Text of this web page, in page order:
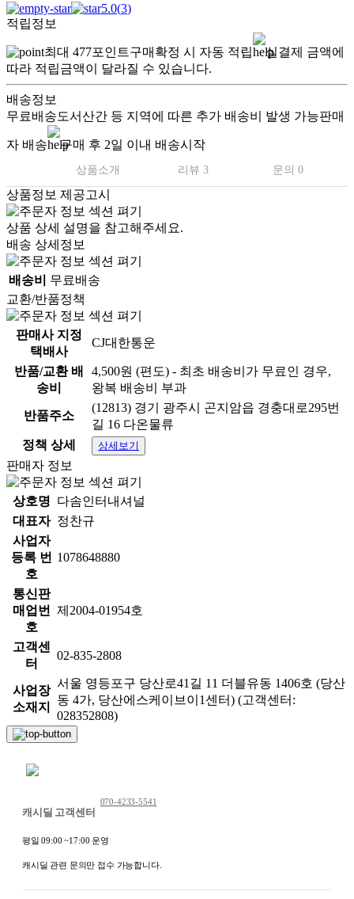
5.0(3)
적립정보
최대 477포인트구매확정 시 자동 적립
실결제 금액에
따라 적립금액이 달라질 수 있습니다.
배송정보
무료배송도서산간 등 지역에 따른 추가 배송비 발생 가능판매
자 배송 구매 후 2일 이내 배송시작
상품소개 리뷰 3 문의 0
상품정보 제공고시
상품 상세 설명을 참고해주세요.
배송 상세정보
배송비
무료배송
교환/반품정책
판매사 지정
택배사
CJ대한통운
반품/교환 배
송비
4,500원 (편도) - 최초 배송비가 무료인 경우,
왕복 배송비 부과
반품주소
(12813) 경기 광주시 곤지암읍 경충대로295번
길 16 다온물류
정책 상세
상세보기
판매자 정보
상호명 다솜인터내셔널
대표자 정찬규
사업자
등록 번
호
1078648880
통신판
매업번
호
제2004-01954호
고객센
터
02-835-2808
사업장
소재지
서울 영등포구 당산로41길 11 더블유동 1406호 (당산
동 4가, 당산에스케이브이1센터) (고객센터:
028352808)
캐시딜 고객센터
070-4233-5541
평일 09:00 ~17:00 운영
캐시딜 관련 문의만 접수 가능합니다.